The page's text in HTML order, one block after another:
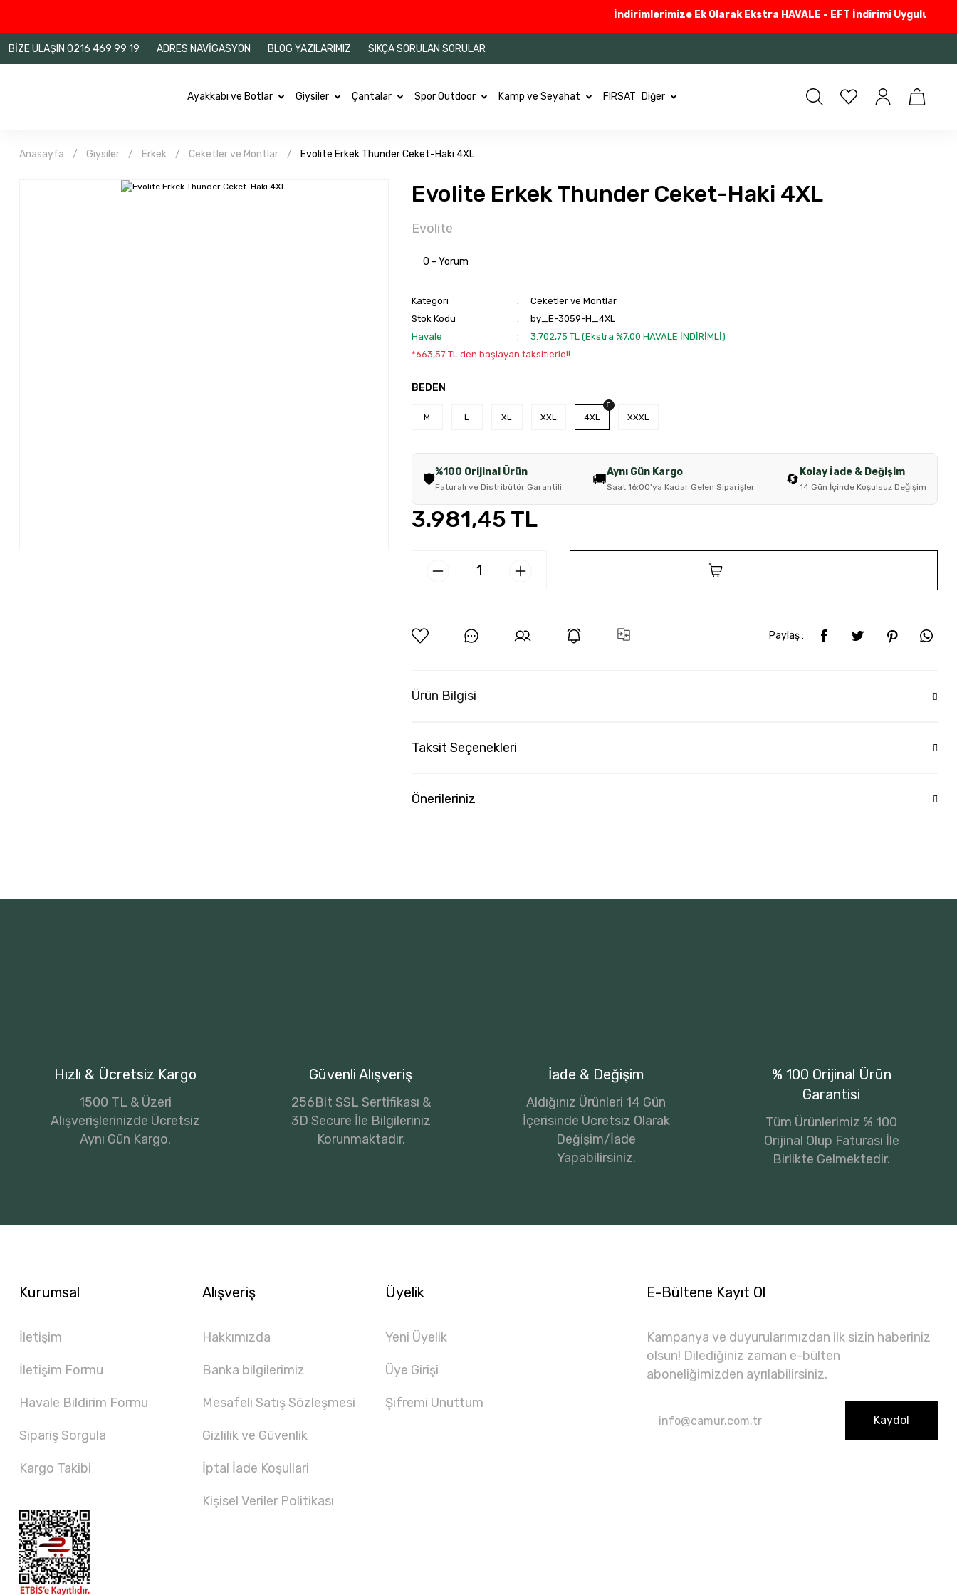
İndirimlerimize Ek Olarak Ekstra HAVALE - EFT İndirimi Uyguluyoruz
BİZE ULAŞIN 0216 469 99 19 ADRES NAVİGASYON BLOG YAZILARIMIZ SIKÇA SORULAN SORULAR
Ayakkabı ve Botlar Giysiler Çantalar Spor Outdoor Kamp ve Seyahat FIRSAT Diğer
Anasayfa Giysiler Erkek Ceketler ve Montlar Evolite Erkek Thunder Ceket-Haki 4XL
Evolite Erkek Thunder Ceket-Haki 4XL
Evolite
0 - Yorum
Kategori
Ceketler ve Montlar
Stok Kodu
by_E-3059-H_4XL
Havale
3.702,75 TL (Ekstra %7,00 HAVALE İNDİRİMLİ)
*663,57 TL den başlayan taksitlerle!!
BEDEN
M L XL XXL 4XL XXXL
🛡️%100 Orijinal Ürün
Faturalı ve Distribütör Garantili 🚚Aynı Gün Kargo
Saat 16:00'ya Kadar Gelen Siparişler 🔄 Kolay İade & Değişim
14 Gün İçinde Koşulsuz Değişim
3.981,45 TL
Paylaş :
Ürün Bilgisi
Taksit Seçenekleri
Önerileriniz
Hızlı & Ücretsiz Kargo
1500 TL & Üzeri
Alışverişlerinizde Ücretsiz
Aynı Gün Kargo.
Güvenli Alışveriş
256Bit SSL Sertifikası &
3D Secure İle Bilgileriniz
Korunmaktadır.
İade & Değişim
Aldığınız Ürünleri 14 Gün
İçerisinde Ücretsiz Olarak
Değişim/İade
Yapabilirsiniz.
% 100 Orijinal Ürün
Garantisi
Tüm Ürünlerimiz % 100
Orijinal Olup Faturası İle
Birlikte Gelmektedir.
Kurumsal
İletişim
İletişim Formu
Havale Bildirim Formu
Sipariş Sorgula
Kargo Takibi
Alışveriş
Hakkımızda
Banka bilgilerimiz
Mesafeli Satış Sözleşmesi
Gizlilik ve Güvenlik
İptal İade Koşullari
Kişisel Veriler Politikası
Üyelik
Yeni Üyelik
Üye Girişi
Şifremi Unuttum
E-Bültene Kayıt Ol
Kampanya ve duyurularımızdan ilk sizin haberiniz
olsun! Dilediğiniz zaman e-bülten
aboneliğimizden ayrılabilirsiniz.
Kaydol